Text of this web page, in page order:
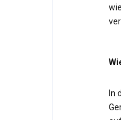
In